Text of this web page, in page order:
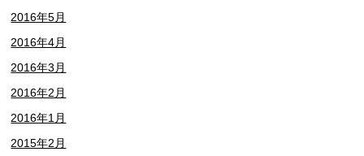
2016年5月
2016年4月
2016年3月
2016年2月
2016年1月
2015年2月